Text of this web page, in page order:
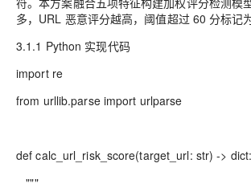
多，URL 恶意评分越高，阈值超过 60 分标记
3.1.1 Python 实现代码
import re
from urllib.parse import urlparse
def calc_url_risk_score(target_url: str) -> dict:
"""